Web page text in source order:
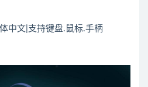
中文|支持键盘.鼠标.手柄